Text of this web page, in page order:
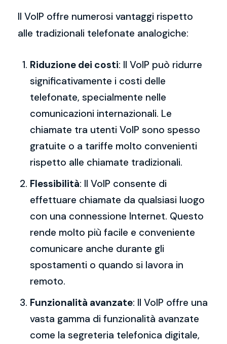
Il VoIP offre numerosi vantaggi rispetto
alle tradizionali telefonate analogiche:
Riduzione dei costi: Il VoIP può ridurre
significativamente i costi delle
telefonate, specialmente nelle
comunicazioni internazionali. Le
chiamate tra utenti VoIP sono spesso
gratuite o a tariffe molto convenienti
rispetto alle chiamate tradizionali.
Flessibilità: Il VoIP consente di
effettuare chiamate da qualsiasi luogo
con una connessione Internet. Questo
rende molto più facile e conveniente
comunicare anche durante gli
spostamenti o quando si lavora in
remoto.
Funzionalità avanzate: Il VoIP offre una
vasta gamma di funzionalità avanzate
come la segreteria telefonica digitale,